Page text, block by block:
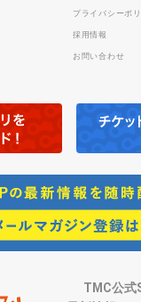
プライバシーポ
採用情報
お問い合わせ
TMC公式